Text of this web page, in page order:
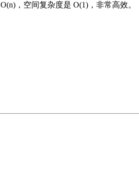
，空间复杂度是 O(1)，非常高效。